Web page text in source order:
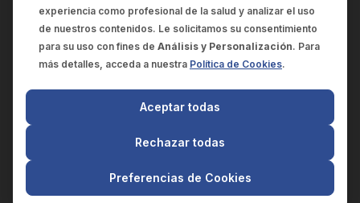
ENCUÉNTRANOS EN:
SCIENCELINK
SCILINK COMUNICACIÓN CIENTÍFICA SC
El contenido y la información de este sitio web es exclusivo
para profesionales de la salud.
experiencia como profesional de la salud y analizar el uso
de nuestros contenidos. Le solicitamos su consentimiento
para su uso con fines de Análisis y Personalización. Para
más detalles, acceda a nuestra Política de Cookies.
Preferencias de Cookies
Rechazar todas
Aceptar todas